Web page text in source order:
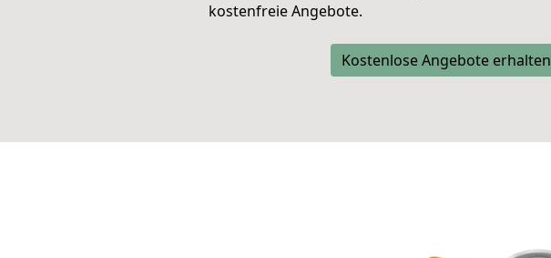
kostenfreie Angebote.
Kostenlose Angebote erhalten